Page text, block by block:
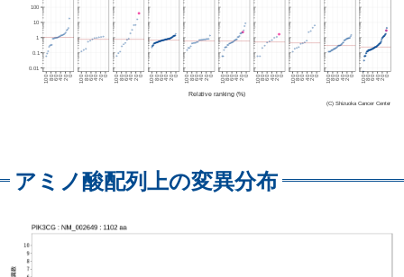
アミノ酸配列上の変異分布